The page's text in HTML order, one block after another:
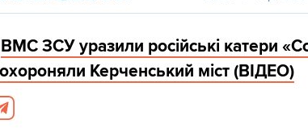
ВМС ЗСУ уразили російські катери
Керченський міст (ВІДЕО)